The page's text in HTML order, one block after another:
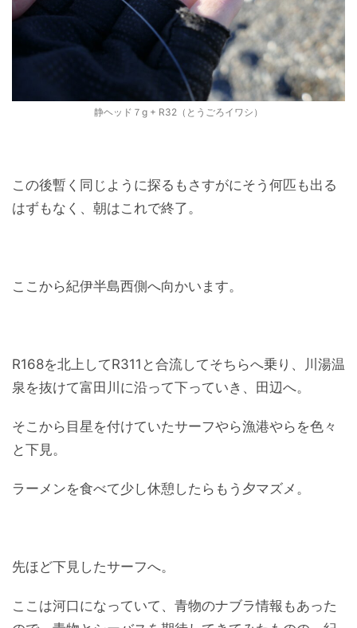
静ヘッド７g + R32（とうごろイワシ）
この後暫く同じように探るもさすがにそう何匹も出る
はずもなく、朝はこれで終了。
ここから紀伊半島西側へ向かいます。
R168を北上してR311と合流してそちらへ乗り、川湯温
泉を抜けて富田川に沿って下っていき、田辺へ。
そこから目星を付けていたサーフやら漁港やらを色々
と下見。
ラーメンを食べて少し休憩したらもう夕マズメ。
先ほど下見したサーフへ。
ここは河口になっていて、青物のナブラ情報もあった